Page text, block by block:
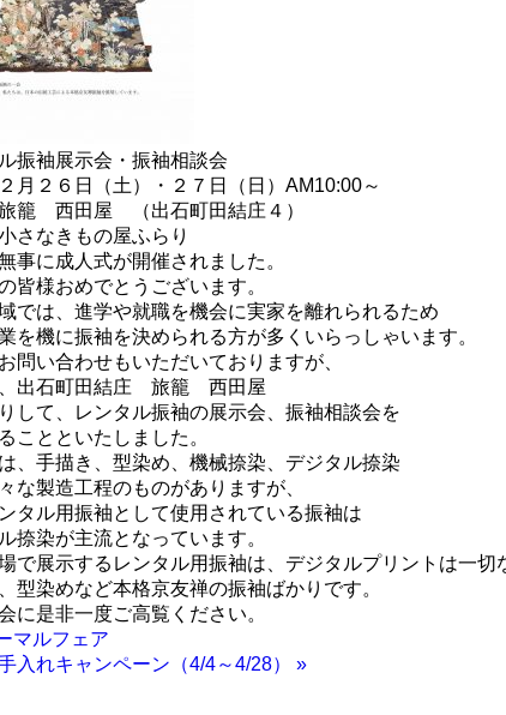
振袖展示会・振袖相談会
月２６日（土）・２７日（日）AM10:00～
籠 西田屋 （出石町田結庄４）
さなきもの屋ふらり
事に成人式が開催されました。
皆様おめでとうございます。
では、進学や就職を機会に実家を離れられるため
を機に振袖を決められる方が多くいらっしゃいます。
問い合わせもいただいておりますが、
、出石町田結庄 旅籠 西田屋
して、レンタル振袖の展示会、振袖相談会を
ことといたしました。
、手描き、型染め、機械捺染、デジタル捺染
な製造工程のものがありますが、
タル用振袖として使用されている振袖は
捺染が主流となっています。
で展示するレンタル用振袖は、デジタルプリントは一切
型染めなど本格京友禅の振袖ばかりです。
に是非一度ご高覧ください。
マルフェア
入れキャンペーン（4/4～4/28） »